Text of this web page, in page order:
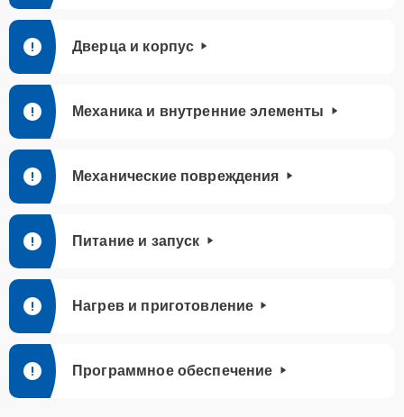
Дверца и корпус
Механика и внутренние элементы
Механические повреждения
Питание и запуск
Нагрев и приготовление
Программное обеспечение